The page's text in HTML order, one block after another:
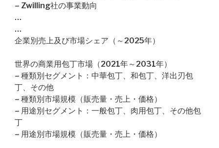
– Zwilling社の事業動向
…
…
企業別売上及び市場シェア（～2025年）
世界の商業用包丁市場（2021年～2031年）
– 種類別セグメント：中華包丁、和包丁、洋出刃包
丁、その他
– 種類別市場規模（販売量・売上・価格）
– 用途別セグメント：一般包丁、肉用包丁、その他包
丁
– 用途別市場規模（販売量・売上・価格）